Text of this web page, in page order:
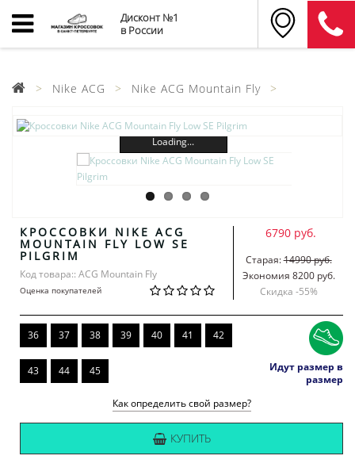
Дисконт №1
в России
Nike ACG Nike ACG Mountain Fly
Loading...
КРОССОВКИ NIKE ACG
MOUNTAIN FLY LOW SE
PILGRIM
Код товара:: ACG Mountain Fly
Оценка покупателей
6790 руб.
Старая:14990 руб.
Экономия 8200 руб.
Скидка -55%
36 37 38 39 40 41 42
43 44 45
Идут размер в
размер
Как определить свой размер?
КУПИТЬ